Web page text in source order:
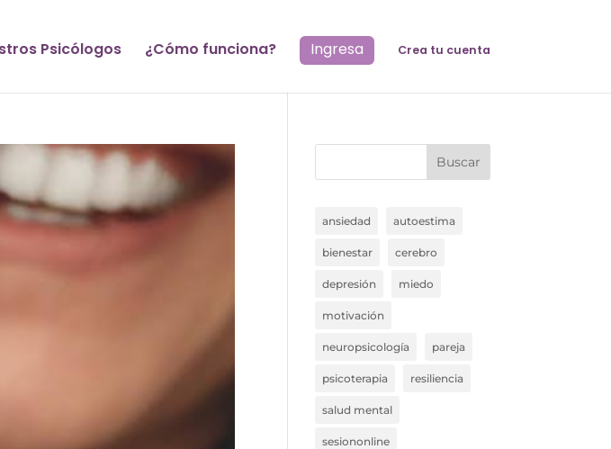
Psicólogos ¿Cómo funciona? Ingresa Crea tu cuenta
Buscar
ansiedad autoestima
bienestar cerebro
depresión miedo
motivación
neuropsicología pareja
psicoterapia resiliencia
salud mental
sesiononline